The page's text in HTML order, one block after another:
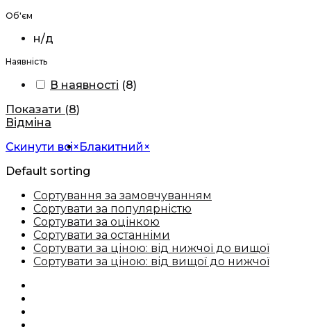
Об'єм
н/д
Наявність
В наявності (8)
Показати (8)
Відміна
Скинути всі×Блакитний ×
Default sorting
Сортування за замовчуванням
Сортувати за популярністю
Сортувати за оцінкою
Сортувати за останніми
Сортувати за ціною: від нижчої до вищої
Сортувати за ціною: від вищої до нижчої